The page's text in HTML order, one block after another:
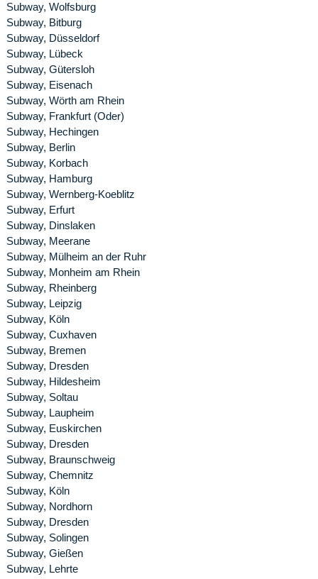
Subway, Wolfsburg
Subway, Bitburg
Subway, Düsseldorf
Subway, Lübeck
Subway, Gütersloh
Subway, Eisenach
Subway, Wörth am Rhein
Subway, Frankfurt (Oder)
Subway, Hechingen
Subway, Berlin
Subway, Korbach
Subway, Hamburg
Subway, Wernberg-Koeblitz
Subway, Erfurt
Subway, Dinslaken
Subway, Meerane
Subway, Mülheim an der Ruhr
Subway, Monheim am Rhein
Subway, Rheinberg
Subway, Leipzig
Subway, Köln
Subway, Cuxhaven
Subway, Bremen
Subway, Dresden
Subway, Hildesheim
Subway, Soltau
Subway, Laupheim
Subway, Euskirchen
Subway, Dresden
Subway, Braunschweig
Subway, Chemnitz
Subway, Köln
Subway, Nordhorn
Subway, Dresden
Subway, Solingen
Subway, Gießen
Subway, Lehrte